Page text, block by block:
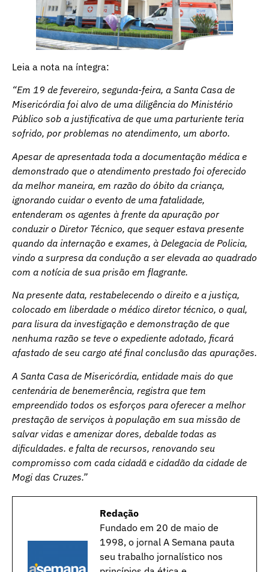
Leia a nota na íntegra:
“Em 19 de fevereiro, segunda-feira, a Santa Casa de
Misericórdia foi alvo de uma diligência do Ministério
Público sob a justificativa de que uma parturiente teria
sofrido, por problemas no atendimento, um aborto.
Apesar de apresentada toda a documentação médica e
demonstrado que o atendimento prestado foi oferecido
da melhor maneira, em razão do óbito da criança,
ignorando cuidar o evento de uma fatalidade,
entenderam os agentes à frente da apuração por
conduzir o Diretor Técnico, que sequer estava presente
quando da internação e exames, à Delegacia de Policia,
vindo a surpresa da condução a ser elevada ao quadrado
com a notícia de sua prisão em flagrante.
Na presente data, restabelecendo o direito e a justiça,
colocado em liberdade o médico diretor técnico, o qual,
para lisura da investigação e demonstração de que
nenhuma razão se teve o expediente adotado, ficará
afastado de seu cargo até final conclusão das apurações.
A Santa Casa de Misericórdia, entidade mais do que
centenária de benemerência, registra que tem
empreendido todos os esforços para oferecer a melhor
prestação de serviços à população em sua missão de
salvar vidas e amenizar dores, debalde todas as
dificuldades. e falta de recursos, renovando seu
compromisso com cada cidadă e cidadão da cidade de
Mogi das Cruzes.”
Redação
Fundado em 20 de maio de
1998, o jornal A Semana pauta
seu trabalho jornalístico nos